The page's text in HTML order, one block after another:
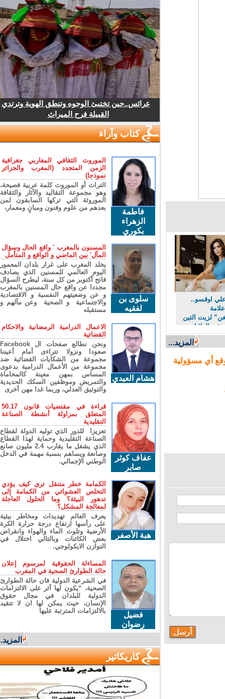
اوقسو..
لزيت التين
الولايات
المزيد...
أي مسؤولية
عرائس..حين تختبئ الوجوه وتنطق الهوية وترتدي
القبيلة فرح الميراث
كتاب وآراء
فاطمة
الزهراء
بكوري
الموروث الثقافي المغاربي جغرافية
الزمن المتجدد (المغرب والجزائر
نموذجا)
التراث أو الموروث كلمة عربية فصيحة،
وهو مجموعة التقاليد والآثار والثقافة
الموروثة التي تركها السابقون لمن
بعدهم من علوم وفنون ومبانٍ ومعمار،
سلوى بن
لفقيه
المسنون بالمغرب ' واقع الحال وسؤال
المآل' بين الماضي و الواقع و المتأمل
يخلد المغرب على غرار بلدان المعمور
اليوم العالمي للمسنين الذي يصادف
فاتح أكتوبر من كل سنة، ليطرح السؤال
مجددا عن واقع حال المسنين بالمغرب
و عن وضعيتهم النفسية و الاقتصادية
والاجتماعية و الصحية وعن مآلهم و
مستقبله
هشام العيدي
الاعمال الدرامية الرمضانية والاحكام
القضائية
ونحن نطالع صفحات ال Facebook
صعودا ونزولا تتراءى أمام أعيننا
مجموعة من الشكايات القضائية ضد
مجموعة من الأعمال الدرامية بدعوى
المساس بمهن معينة كالمحاماة
والتمريض وموظفين السكك الحديدية
والتوثيق العدلي، وربما غدا مهن أخرى
عفاف كوثر
صابر
قراءة في مقتضيات قانون 50.17
المتعلق بمزاولة أنشطة الصناعة
التقليدية
تعزيزا للدور الذي توليه الدولة لقطاع
الصناعة التقليدية وحماية لهذا القطاع
الذي يشغل ما يقارب 2.4 مليون صانع
وصانعة ويساهم بنسبة مهمة في الدخل
الوطني الإجمالي.
هبة الأصفر
الكمامة خطر متنقل ترى كيف يؤدي
التخلص العشوائي من الكمامة إلى
تدهور البيئة؟ وما الحلول العاجلة
لمعالجة المشكل؟
يعرف العالم تهديدات ومخاطر بيئية
على رأسها ارتفاع درجة حرارة الكرة
الأرضية وتلوث الماء والهواء وانقراض
بعض الكائنات وبالتالي اختلال في
التوازن الايكولوجي.
فضيل
رضوان
المساءلة الحقوقية لمرسوم إعلان
حالة الطوارئ الصحية في المغرب
في الشرعية الدولية فان حالة الطوارئ
الصحية، “يكون لها أثر على الالتزامات
الدولية للبلدان في مجال حقوق
الإنسان، حيث يمكن لها ان لا تتقيد
بالالتزامات المترتبة عليها
المزيد...
كاريكاتير